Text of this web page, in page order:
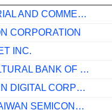
INDUSTRIAL AND COMMERCIAL BANK OF CHINA LIMITED
CORPORATION
INC.
AGRICULTURAL BANK OF CHINA LIMITED
WESTERN DIGITAL CORPORATION
TSMC (TAIWAN SEMICONDUCTOR MANUFACTURING COMPANY)